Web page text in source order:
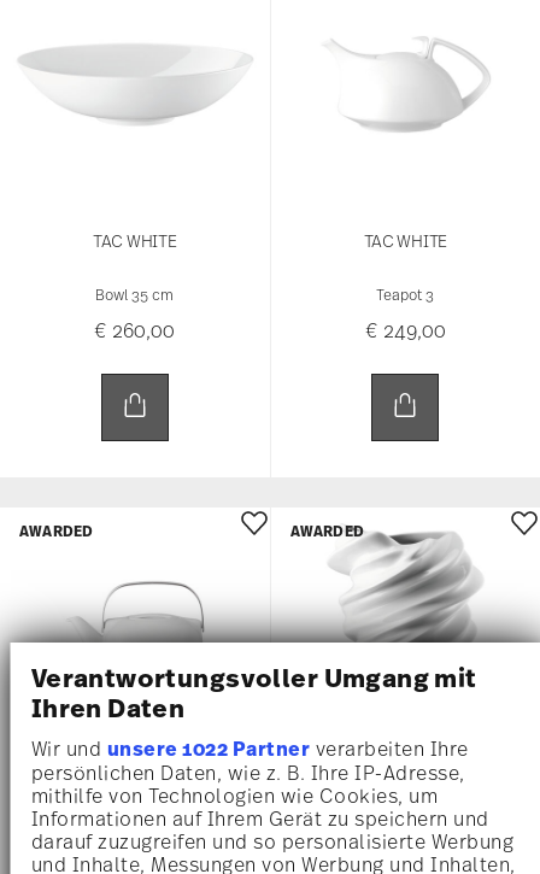
Verantwortungsvoller Umgang mit
Ihren Daten
Wir und unsere 1022 Partnerverarbeiten Ihre
persönlichen Daten, wie z. B. Ihre IP-Adresse,
mithilfe von Technologien wie Cookies, um
Informationen auf Ihrem Gerät zu speichern und
darauf zuzugreifen und so personalisierte Werbung
und Inhalte, Messungen von Werbung und Inhalten,
TAC WHITE
Bowl 35 cm
€ 260,00
TAC WHITE
Teapot 3
€ 249,00
SUOMI WHITE
Teapot 3 3 pcs.
AWARDED
SQUALL
Vase 32 cm
AWARDED